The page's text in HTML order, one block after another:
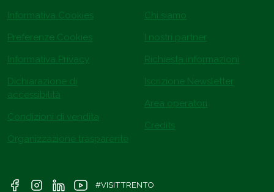
Informativa Cookies
Preferenze Cookies
Informativa Privacy
Dichiarazione di
accessibilità
Condizioni di vendita
Organizzazione trasparente
Chi siamo
I nostri partner
Richiesta informazioni
Iscrizione Newsletter
Area operatori
Credits
#VISITTRENTO